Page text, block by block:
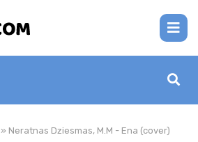
» Neratnas Dziesmas, M.M - Ena (cover)